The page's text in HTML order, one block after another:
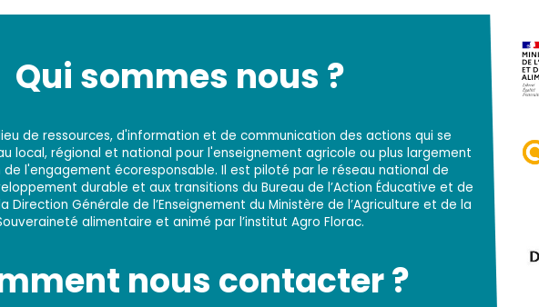
Qui sommes nous ?
de ressources, d'information et de communication des actions qui se
local, régional et national pour l'enseignement agricole ou plus largement
de l'engagement écoresponsable. Il est piloté par le réseau national de
durable et aux transitions du Bureau de l’Action Éducative et de
Direction Générale de l’Enseignement du Ministère de l’Agriculture et de la
alimentaire et animé par l’institut Agro Florac.
nous contacter ?